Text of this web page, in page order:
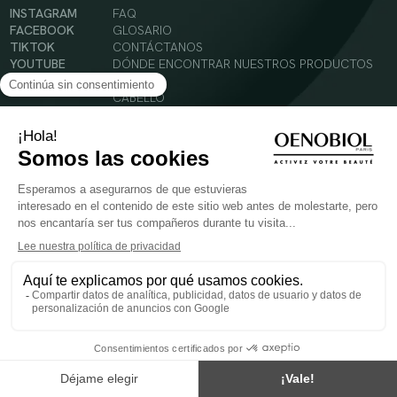
INSTAGRAM
FACEBOOK
TIKTOK
YOUTUBE
FAQ
GLOSARIO
CONTÁCTANOS
DÓNDE ENCONTRAR NUESTROS PRODUCTOS
SOLAR
CABELLO
© 2024 Oenobiol Paris
Condiciones Generales de Uso
Política de Privacidad
Menciones legales
PARA VUESTRA SALUD COMER AL MENOS 5 PIEZAS DE FRUTA Y LEGUMBRES AL DIA.
sano y no ser utilizados como sustitutos de un cuadro de vida sano y equilibrado. Solo
para adultos. Consulta atentamente el etiquetado de los productos antes de su uso.